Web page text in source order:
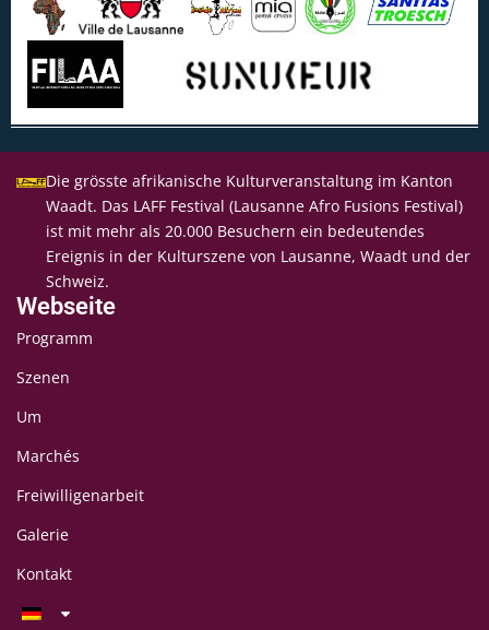
Die grösste afrikanische Kulturveranstaltung im Kanton
Waadt. Das LAFF Festival (Lausanne Afro Fusions Festival)
ist mit mehr als 20.000 Besuchern ein bedeutendes
Ereignis in der Kulturszene von Lausanne, Waadt und der
Schweiz.
Webseite
Programm
Szenen
Um
Marchés
Freiwilligenarbeit
Galerie
Kontakt